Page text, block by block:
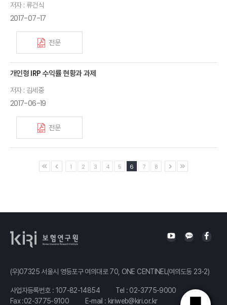
저자 : 류건식
2017-07-17
전문
개인형 IRP 수익률 현황과 과제
저자 : 김세중
2017-06-19
전문
1 2 3 4 5 6 7 8
(우)07325 서울시 영등포구 여의대로 70, ONE CENTINEL(여의도동 23-2)
사업자등록번호 : 107-82-14854 Tel : 02-3775-9000
Fax :02-3775-9100
E-mail : kiriweb@kiri.or.kr